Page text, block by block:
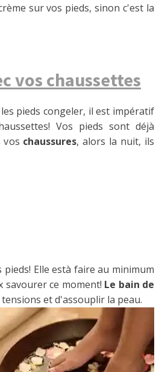
sur vos pieds, sinon c'est la
vos chaussettes
pieds congeler, il est impératif
Vos pieds sont déjà
vos chaussures, alors la nuit, ils
Elle està faire au minimum
savourer ce moment! Le bain de
et d'assouplir la peau.